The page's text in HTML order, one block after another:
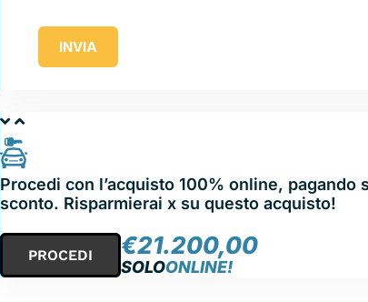
INVIA
Procedi con l’acquisto 100% online, pagando
sconto. Risparmierai x su questo acquisto!
PROCEDI €21.200,00
SOLOONLINE!